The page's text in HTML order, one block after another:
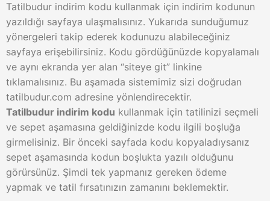
Tatilbudur indirim kodu kullanmak için indirim kodunun
yazıldığı sayfaya ulaşmalısınız. Yukarıda sunduğumuz
yönergeleri takip ederek kodunuzu alabileceğiniz
sayfaya erişebilirsiniz. Kodu gördüğünüzde kopyalamalı
ve aynı ekranda yer alan “siteye git” linkine
tıklamalısınız. Bu aşamada sistemimiz sizi doğrudan
tatilbudur.com adresine yönlendirecektir.
Tatilbudur indirim kodu kullanmak için tatilinizi seçmeli
ve sepet aşamasına geldiğinizde kodu ilgili boşluğa
girmelisiniz. Bir önceki sayfada kodu kopyaladıysanız
sepet aşamasında kodun boşlukta yazılı olduğunu
görürsünüz. Şimdi tek yapmanız gereken ödeme
yapmak ve tatil fırsatınızın zamanını beklemektir.